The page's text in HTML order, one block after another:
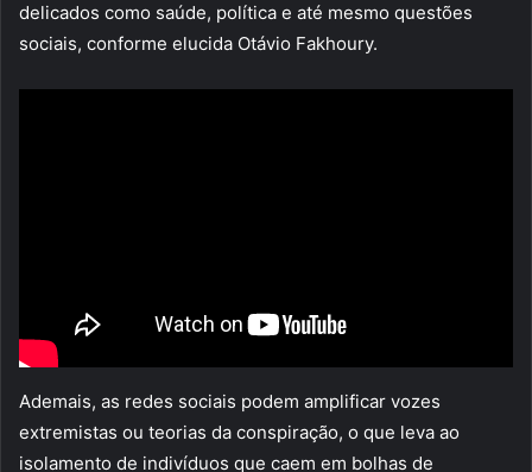
delicados como saúde, política e até mesmo questões
sociais, conforme elucida Otávio Fakhoury.
Ademais, as redes sociais podem amplificar vozes
extremistas ou teorias da conspiração, o que leva ao
isolamento de indivíduos que caem em bolhas de